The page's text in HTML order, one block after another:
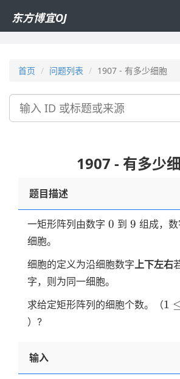
东方博宜OJ
首页 问题列表 1907 - 有多少细胞
搜
1907 - 有多少
题目描述
一矩形阵列由数字 0
0 到 9
9 组成，数
细胞。
细胞的定义为沿细胞数字上下左右
字，则为同一细胞。
求给定矩形阵列的细胞个数。（1 ≤
）?
输入